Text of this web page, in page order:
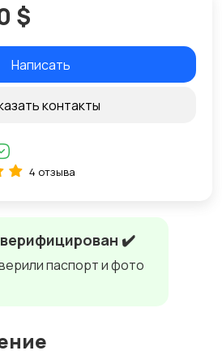
✔️
паспорт и фото
$
Написать
контакты
4 отзыва